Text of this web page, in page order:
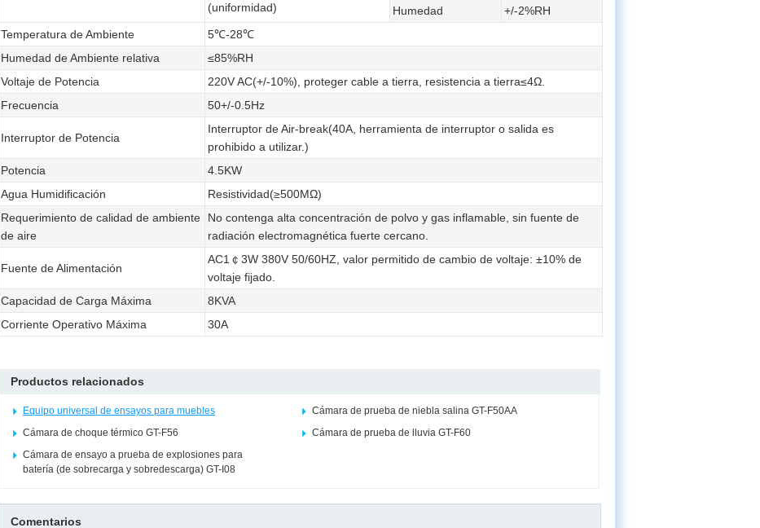
(uniformidad)
Humedad
+/-2%RH
Temperatura de Ambiente
5℃-28℃
Humedad de Ambiente relativa
≤85%RH
Voltaje de Potencia
220V AC(+/-10%), proteger cable a tierra, resistencia a tierra≤4Ω.
Frecuencia
50+/-0.5Hz
Interruptor de Potencia
Interruptor de Air-break(40A, herramienta de interruptor o salida es
prohibido a utilizar.)
Potencia
4.5KW
Agua Humidificación
Resistividad(≥500MΩ)
Requerimiento de calidad de ambiente
de aire
No contenga alta concentración de polvo y gas inflamable, sin fuente de
radiación electromagnética fuerte cercano.
Fuente de Alimentación
AC1￠3W 380V 50/60HZ, valor permitido de cambio de voltaje: ±10% de
voltaje fijado.
Capacidad de Carga Máxima
8KVA
Corriente Operativo Máxima
30A
Productos relacionados
Equipo universal de ensayos para muebles
Cámara de prueba de niebla salina GT-F50AA
Cámara de choque térmico GT-F56
Cámara de prueba de lluvia GT-F60
Cámara de ensayo a prueba de explosiones para
batería (de sobrecarga y sobredescarga) GT-I08
Comentarios